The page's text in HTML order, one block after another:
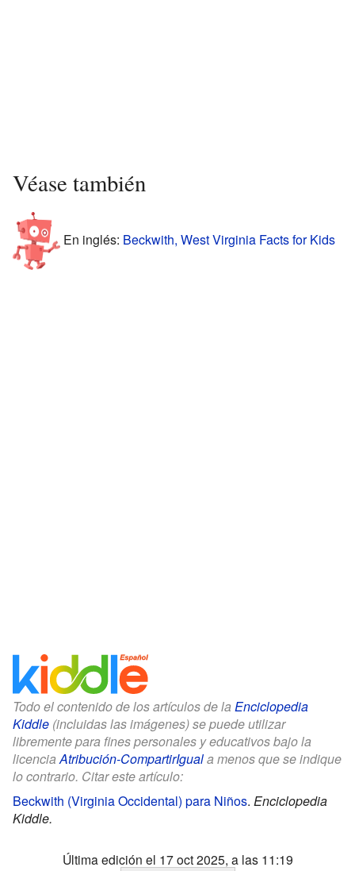
Véase también
En inglés: Beckwith, West Virginia Facts for Kids
Todo el contenido de los artículos de la Enciclopedia
Kiddle (incluidas las imágenes) se puede utilizar
libremente para fines personales y educativos bajo la
licenciaAtribución-CompartirIguala menos que se indique
lo contrario. Citar este artículo:
Beckwith (Virginia Occidental) para Niños. Enciclopedia
Kiddle.
Última edición el 17 oct 2025, a las 11:19